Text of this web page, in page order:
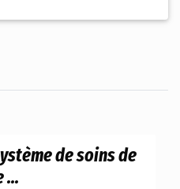
de soins de
...